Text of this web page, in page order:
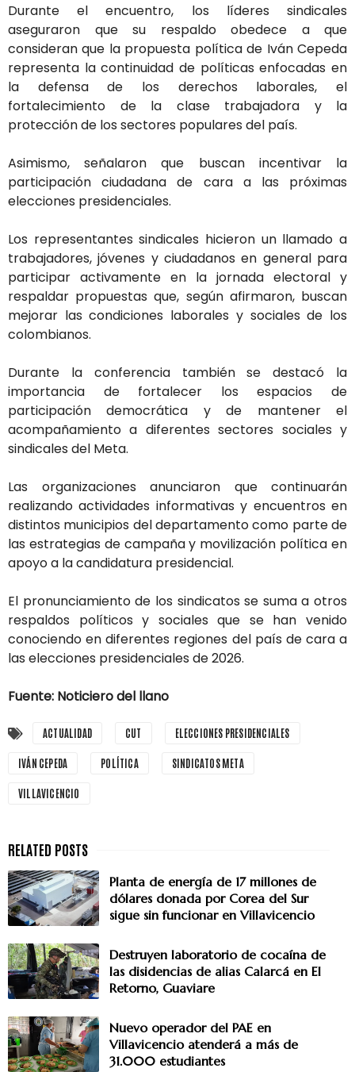
Durante el encuentro, los líderes sindicales
aseguraron que su respaldo obedece a que
consideran que la propuesta política de Iván Cepeda
representa la continuidad de políticas enfocadas en
la defensa de los derechos laborales, el
fortalecimiento de la clase trabajadora y la
protección de los sectores populares del país.
Asimismo, señalaron que buscan incentivar la
participación ciudadana de cara a las próximas
elecciones presidenciales.
Los representantes sindicales hicieron un llamado a
trabajadores, jóvenes y ciudadanos en general para
participar activamente en la jornada electoral y
respaldar propuestas que, según afirmaron, buscan
mejorar las condiciones laborales y sociales de los
colombianos.
Durante la conferencia también se destacó la
importancia de fortalecer los espacios de
participación democrática y de mantener el
acompañamiento a diferentes sectores sociales y
sindicales del Meta.
Las organizaciones anunciaron que continuarán
realizando actividades informativas y encuentros en
distintos municipios del departamento como parte de
las estrategias de campaña y movilización política en
apoyo a la candidatura presidencial.
El pronunciamiento de los sindicatos se suma a otros
respaldos políticos y sociales que se han venido
conociendo en diferentes regiones del país de cara a
las elecciones presidenciales de 2026.
Fuente: Noticiero del llano
ACTUALIDAD CUT ELECCIONES PRESIDENCIALES
IVÁN CEPEDA POLÍTICA SINDICATOS META
VILLAVICENCIO
Planta de energía de 17 millones de
dólares donada por Corea del Sur
sigue sin funcionar en Villavicencio
Destruyen laboratorio de cocaína de
las disidencias de alias Calarcá en El
Retorno, Guaviare
Nuevo operador del PAE en
Villavicencio atenderá a más de
31.000 estudiantes